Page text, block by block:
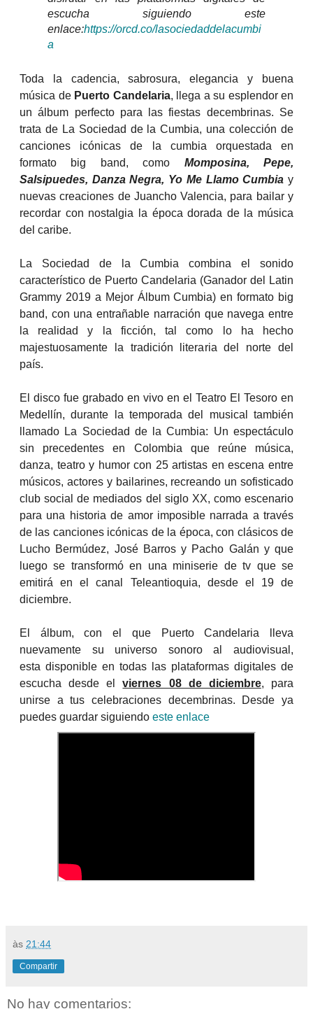
escucha siguiendo este
enlace:https://orcd.co/lasociedaddelacumbi
a
Toda la cadencia, sabrosura, elegancia y buena
música de Puerto Candelaria, llega a su esplendor en
un álbum perfecto para las fiestas decembrinas. Se
trata de La Sociedad de la Cumbia, una colección de
canciones icónicas de la cumbia orquestada en
formato big band, como Momposina, Pepe,
Salsipuedes, Danza Negra, Yo Me Llamo Cumbia y
nuevas creaciones de Juancho Valencia, para bailar y
recordar con nostalgia la época dorada de la música
del caribe.
La Sociedad de la Cumbia combina el sonido
característico de Puerto Candelaria (Ganador del Latin
Grammy 2019 a Mejor Álbum Cumbia) en formato big
band, con una entrañable narración que navega entre
la realidad y la ficción, tal como lo ha hecho
majestuosamente la tradición literaria del norte del
país.
El disco fue grabado en vivo en el Teatro El Tesoro en
Medellín, durante la temporada del musical también
llamado La Sociedad de la Cumbia: Un espectáculo
sin precedentes en Colombia que reúne música,
danza, teatro y humor con 25 artistas en escena entre
músicos, actores y bailarines, recreando un sofisticado
club social de mediados del siglo XX, como escenario
para una historia de amor imposible narrada a través
de las canciones icónicas de la época, con clásicos de
Lucho Bermúdez, José Barros y Pacho Galán y que
luego se transformó en una miniserie de tv que se
emitirá en el canal Teleantioquia, desde el 19 de
diciembre.
El álbum, con el que Puerto Candelaria lleva
nuevamente su universo sonoro al audiovisual,
esta disponible en todas las plataformas digitales de
escucha desde elviernes 08 de diciembre, para
unirse a tus celebraciones decembrinas. Desde ya
puedes guardar siguiendo este enlace
às 21:44
Compartir
No hay comentarios: